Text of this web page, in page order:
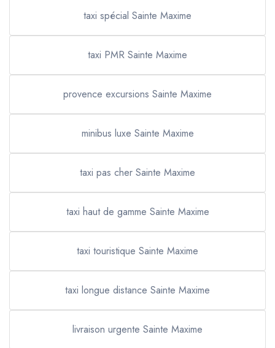
taxi spécial Sainte Maxime
taxi PMR Sainte Maxime
provence excursions Sainte Maxime
minibus luxe Sainte Maxime
taxi pas cher Sainte Maxime
taxi haut de gamme Sainte Maxime
taxi touristique Sainte Maxime
taxi longue distance Sainte Maxime
livraison urgente Sainte Maxime